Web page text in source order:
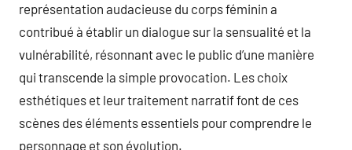
représentation audacieuse du corps féminin a
contribué à établir un dialogue sur la sensualité et la
vulnérabilité, résonnant avec le public d’une manière
qui transcende la simple provocation. Les choix
esthétiques et leur traitement narratif font de ces
scènes des éléments essentiels pour comprendre le
personnage et son évolution.